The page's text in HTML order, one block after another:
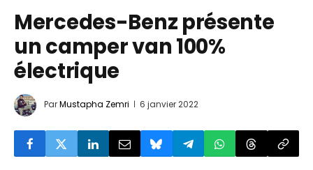
Mercedes-Benz présente
un camper van 100%
électrique
ParMustapha Zemri 6 janvier 2022